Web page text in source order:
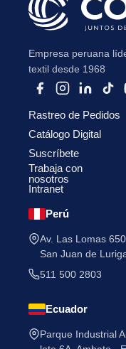
Empresa peruana
textil desde 1968
Rastreo de Pedidos
Catálogo Digital
Suscríbete
Trabaja con
nosotros
Intranet
Perú
Av. Las Lomas
San Juan de
511 500 2803
Ecuador
Parque Industrial
He leído y acepto